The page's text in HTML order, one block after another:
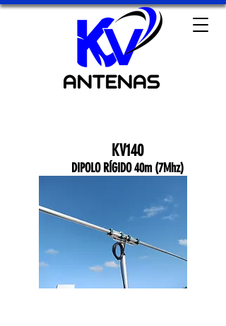
KV140
DIPOLO RÍGIDO 40m (7Mhz)